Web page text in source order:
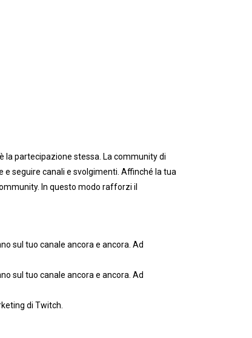
la partecipazione stessa. La community di
seguire canali e svolgimenti. Affinché la tua
In questo modo rafforzi il
sul tuo canale ancora e ancora. Ad
sul tuo canale ancora e ancora. Ad
di Twitch.